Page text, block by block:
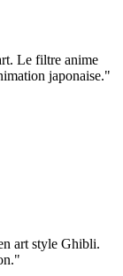
Le filtre anime
japonaise."
art style Ghibli.
"